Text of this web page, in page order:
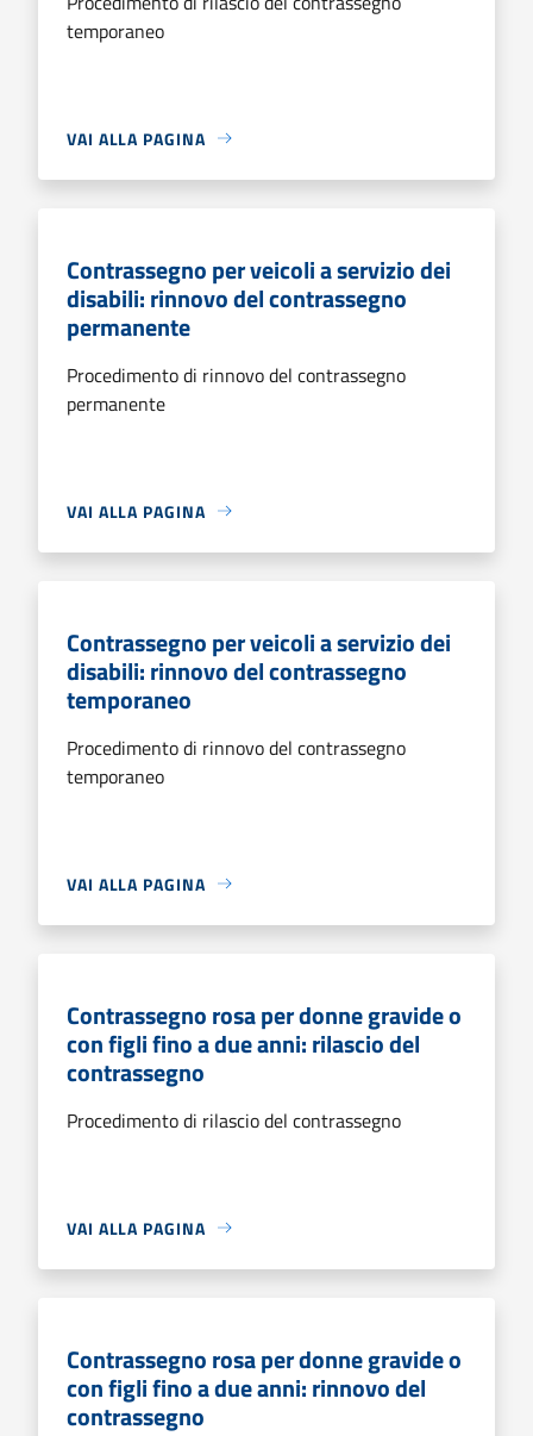
temporaneo
VAI ALLA PAGINA
Contrassegno per veicoli a servizio dei
disabili: rinnovo del contrassegno
permanente
Procedimento di rinnovo del contrassegno
permanente
VAI ALLA PAGINA
Contrassegno per veicoli a servizio dei
disabili: rinnovo del contrassegno
temporaneo
Procedimento di rinnovo del contrassegno
temporaneo
VAI ALLA PAGINA
Contrassegno rosa per donne gravide o
con figli fino a due anni: rilascio del
contrassegno
Procedimento di rilascio del contrassegno
VAI ALLA PAGINA
Contrassegno rosa per donne gravide o
con figli fino a due anni: rinnovo del
contrassegno